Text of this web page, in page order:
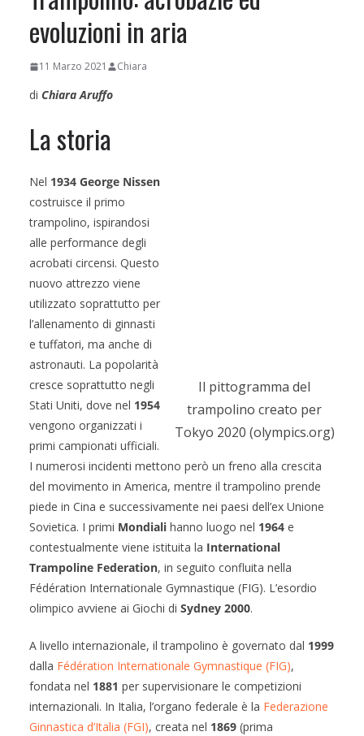
evoluzioni in aria
11 Marzo 2021 Chiara
di Chiara Aruffo
La storia
Il pittogramma del
trampolino creato per
Tokyo 2020 (olympics.org)
Nel 1934 George Nissen
costruisce il primo
trampolino, ispirandosi
alle performance degli
acrobati circensi. Questo
nuovo attrezzo viene
utilizzato soprattutto per
l’allenamento di ginnasti
e tuffatori, ma anche di
astronauti. La popolarità
cresce soprattutto negli
Stati Uniti, dove nel 1954
vengono organizzati i
primi campionati ufficiali.
I numerosi incidenti mettono però un freno alla crescita
del movimento in America, mentre il trampolino prende
piede in Cina e successivamente nei paesi dell’ex Unione
Sovietica. I primi Mondiali hanno luogo nel 1964 e
contestualmente viene istituita la International
Trampoline Federation, in seguito confluita nella
Fédération Internationale Gymnastique (FIG). L’esordio
olimpico avviene ai Giochi di Sydney 2000.
A livello internazionale, il trampolino è governato dal 1999
dalla Fédération Internationale Gymnastique (FIG),
fondata nel 1881 per supervisionare le competizioni
internazionali. In Italia, l’organo federale è la Federazione
Ginnastica d’Italia (FGI), creata nel 1869 (prima